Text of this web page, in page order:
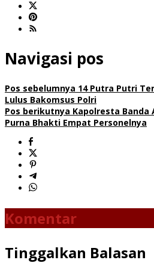
Navigasi pos
Pos sebelumnya 14 Putra Putri
Lulus Bakomsus Polri
Pos berikutnya Kapolresta Banda
Purna Bhakti Empat Personelnya
Komentar
Tinggalkan Balasan